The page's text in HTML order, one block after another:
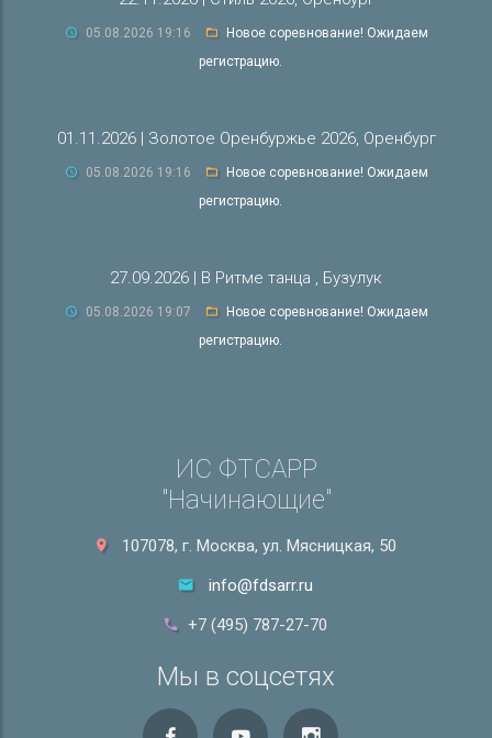
05.08.2026 19:16
Новое соревнование! Ожидаем
регистрацию.
01.11.2026 | Золотое Оренбуржье 2026, Оренбург
05.08.2026 19:16
Новое соревнование! Ожидаем
регистрацию.
27.09.2026 | В Ритме танца , Бузулук
05.08.2026 19:07
Новое соревнование! Ожидаем
регистрацию.
ИС ФТСАРР
"Начинающие"
107078, г. Москва, ул. Мясницкая, 50
info@fdsarr.ru
+7 (495) 787-27-70
Мы в соцсетях